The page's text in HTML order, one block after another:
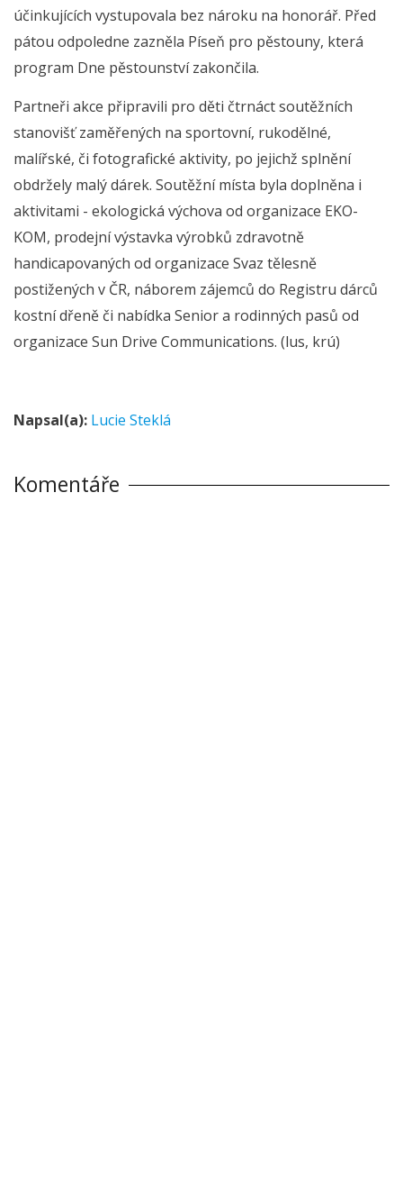
účinkujících vystupovala bez nároku na honorář. Před
pátou odpoledne zazněla Píseň pro pěstouny, která
program Dne pěstounství zakončila.
Partneři akce připravili pro děti čtrnáct soutěžních
stanovišť zaměřených na sportovní, rukodělné,
malířské, či fotografické aktivity, po jejichž splnění
obdržely malý dárek. Soutěžní místa byla doplněna i
aktivitami - ekologická výchova od organizace EKO-
KOM, prodejní výstavka výrobků zdravotně
handicapovaných od organizace Svaz tělesně
postižených v ČR, náborem zájemců do Registru dárců
kostní dřeně či nabídka Senior a rodinných pasů od
organizace Sun Drive Communications. (lus, krú)
Napsal(a): Lucie Steklá
Komentáře